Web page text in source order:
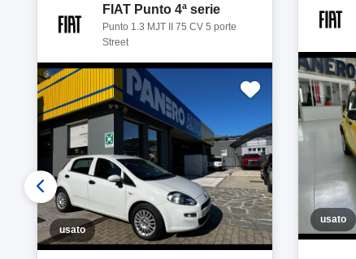
FIAT Punto 4ª serie
Punto 1.3 MJT II 75 CV 5 porte
Street
usato
usato